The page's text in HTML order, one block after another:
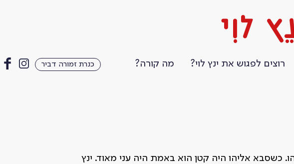
לוִי
רוצים לפגוש את ינץ לוי? מה קורה? כנרת זמורה דביר
כשסבא אליהו היה קטן הוא באמת היה עני מאוד. ינץ